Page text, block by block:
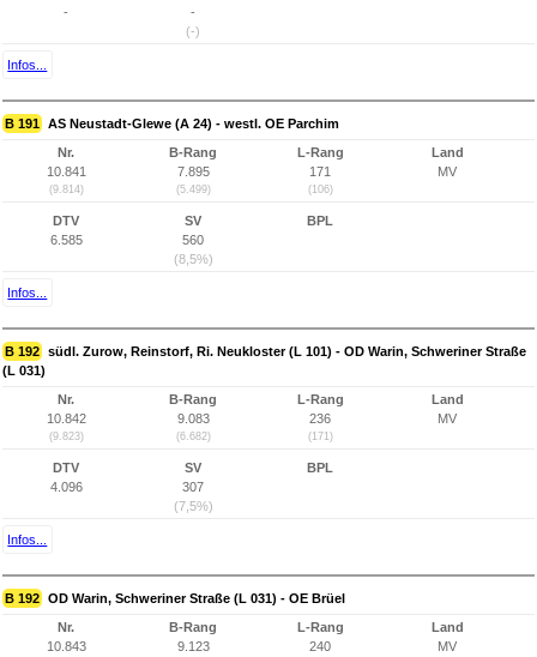
-
-
(-)
Infos...
B 191 AS Neustadt-Glewe (A 24) - westl. OE Parchim
Nr.
10.841
(9.814)
B-Rang
7.895
(5.499)
L-Rang
171
(106)
Land
MV
DTV
6.585
SV
560
(8,5%)
BPL
Infos...
B 192 südl. Zurow, Reinstorf, Ri. Neukloster (L 101) - OD Warin, Schweriner Straße
(L 031)
Nr.
10.842
(9.823)
B-Rang
9.083
(6.682)
L-Rang
236
(171)
Land
MV
DTV
4.096
SV
307
(7,5%)
BPL
Infos...
B 192 OD Warin, Schweriner Straße (L 031) - OE Brüel
Nr.
10.843
B-Rang
9.123
L-Rang
240
Land
MV